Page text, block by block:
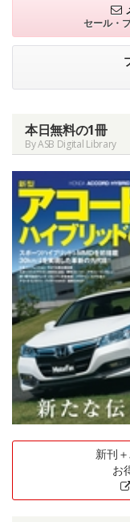
セール・
本日無料の1冊
By ASB Digital Library
新刊
お